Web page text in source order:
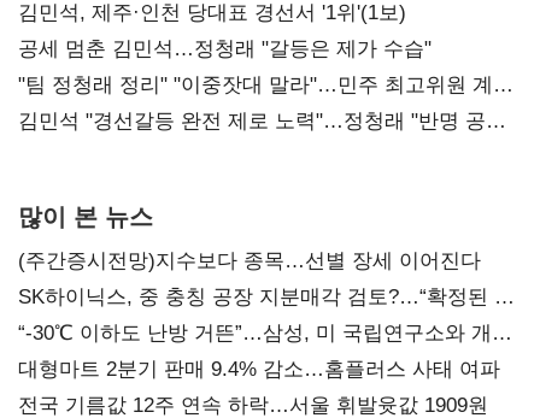
0.86%p(2보)
김민석, 제주·인천 당대표 경선서 '1위'(1보)
공세 멈춘 김민석…정청래 "갈등은 제가 수습"
"팀 정청래 정리" "이중잣대 말라"…민주 최고위원 계파
다툼 격화
김민석 "경선갈등 완전 제로 노력"…정청래 "반명 공세
많이 본 뉴스
(주간증시전망)지수보다 종목…선별 장세 이어진다
SK하이닉스, 중 충칭 공장 지분매각 검토?…“확정된 바
없어”
“-30℃ 이하도 난방 거뜬”…삼성, 미 국립연구소와 개발
협력
대형마트 2분기 판매 9.4% 감소…홈플러스 사태 여파
전국 기름값 12주 연속 하락…서울 휘발윳값 1909원